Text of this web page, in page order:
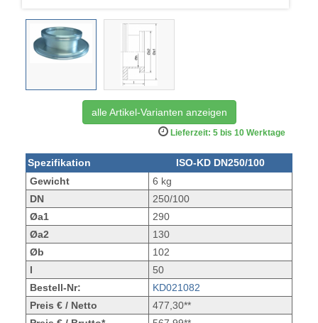
alle Artikel-Varianten anzeigen
Lieferzeit: 5 bis 10 Werktage
Spezifikation
ISO-KD DN250/100
Gewicht
6 kg
DN
250/100
Øa1
290
Øa2
130
Øb
102
l
50
Bestell-Nr:
KD021082
Preis € / Netto
477,30**